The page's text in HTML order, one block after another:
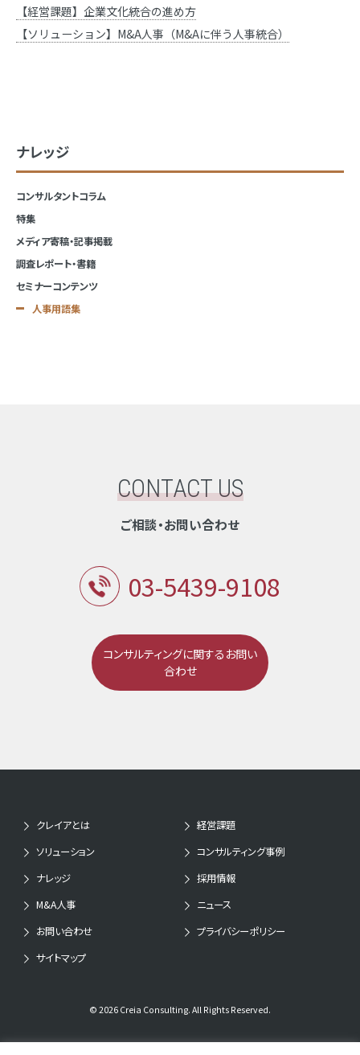
【経営課題】企業文化統合の進め方
【ソリューション】M&A人事（M&Aに伴う人事統合）
ナレッジ
コンサルタントコラム
特集
メディア寄稿・記事掲載
調査レポート・書籍
セミナーコンテンツ
人事用語集
CONTACT US
ご相談・お問い合わせ
03-5439-9108
コンサルティングに関するお問い
合わせ
クレイアとは
経営課題
ソリューション
コンサルティング事例
ナレッジ
採用情報
M&A人事
ニュース
お問い合わせ
プライバシーポリシー
サイトマップ
© 2026 Creia Consulting. All Rights Reserved.